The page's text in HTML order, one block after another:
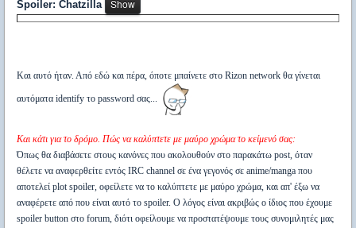
Spoiler: Chatzilla
Και αυτό ήταν. Από εδώ και πέρα, όποτε μπαίνετε στο Rizon network θα γίνεται
αυτόματα identify το password σας...
Και κάτι για το δρόμο. Πώς να καλύπτετε με μαύρο χρώμα το κείμενό σας:
Όπως θα διαβάσετε στους κανόνες που ακολουθούν στο παρακάτω post, όταν
θέλετε να αναφερθείτε εντός IRC channel σε ένα γεγονός σε anime/manga που
αποτελεί plot spoiler, οφείλετε να το καλύπτετε με μαύρο χρώμα, και απ' έξω να
αναφέρετε από που είναι αυτό το spoiler. Ο λόγος είναι ακριβώς ο ίδιος που έχουμε
spoiler button στο forum, διότι οφείλουμε να προστατέψουμε τους συνομιλητές μας